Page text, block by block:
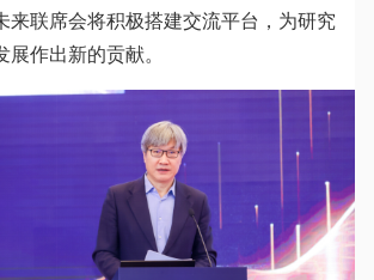
来联席会将积极搭建交流平台，为研究
作出新的贡献。